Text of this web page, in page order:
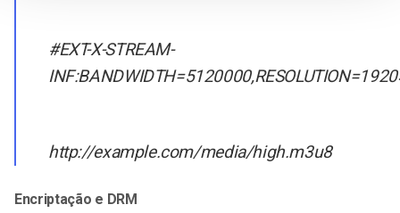
#EXT-X-STREAM-
http://example.com/media/high.m3u8
Encriptação e DRM